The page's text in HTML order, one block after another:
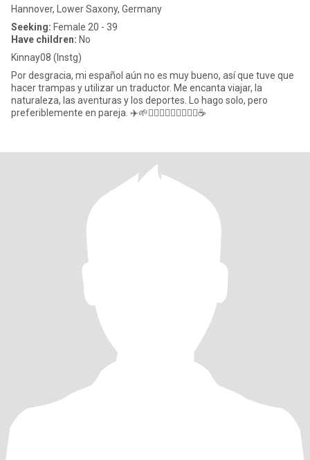
Hannover, Lower Saxony, Germany
Seeking: Female 20 - 39
Have children: No
Kinnay08 (Instg)
Por desgracia, mi español aún no es muy bueno, así que tuve que
hacer trampas y utilizar un traductor. Me encanta viajar, la
naturaleza, las aventuras y los deportes. Lo hago solo, pero
preferiblemente en pareja. ✈️🌱🚴🏼‍♂️🧗🏼‍♂️🏋🏽‍♂️☕️